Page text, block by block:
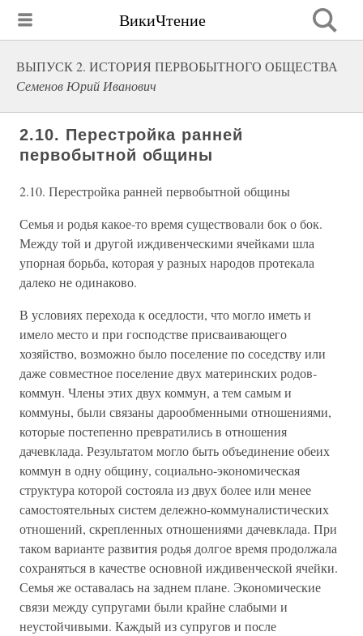
ВикиЧтение
ВЫПУСК 2. ИСТОРИЯ ПЕРВОБЫТНОГО ОБЩЕСТВА
Семенов Юрий Иванович
2.10. Перестройка ранней
первобытной общины
2.10. Перестройка ранней первобытной общины
Семья и родья какое-то время существовали бок о бок.
Между той и другой иждивенческими ячейками шла
упорная борьба, которая у разных народов протекала
далеко не одинаково.
В условиях перехода к оседлости, что могло иметь и
имело место и при господстве присваивающего
хозяйство, возможно было поселение по соседству или
даже совместное поселение двух материнских родов-
коммун. Члены этих двух коммун, а тем самым и
коммуны, были связаны дарообменными отношениями,
которые постепенно превратились в отношения
дачевклада. Результатом могло быть объединение обеих
коммун в одну общину, социально-экономическая
структура которой состояла из двух более или менее
самостоятельных систем дележно-коммуналистических
отношений, скрепленных отношениями дачевклада. При
таком варианте развития родья долгое время продолжала
сохраняться в качестве основной иждивенческой ячейки.
Семья же оставалась на заднем плане. Экономические
связи между супругами были крайне слабыми и
неустойчивыми. Каждый из супругов и после